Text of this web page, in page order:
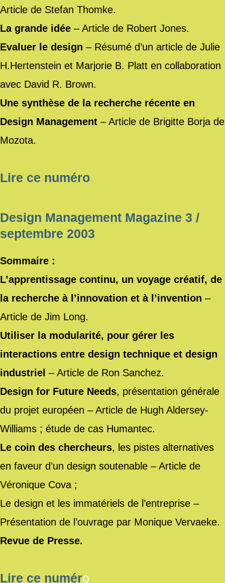
Article de Stefan Thomke.
La grande idée – Article de Robert Jones.
Evaluer le design – Résumé d’un article de Julie
H.Hertenstein et Marjorie B. Platt en collaboration
avec David R. Brown.
Une synthèse de la recherche récente en
Design Management – Article de Brigitte Borja de
Mozota.
Lire ce numéro
Design Management Magazine 3 /
septembre 2003
Sommaire :
L’apprentissage continu, un voyage créatif, de
la recherche à l’innovation et à l’invention –
Article de Jim Long.
Utiliser la modularité, pour gérer les
interactions entre design technique et design
industriel – Article de Ron Sanchez.
Design for Future Needs, présentation générale
du projet européen – Article de Hugh Aldersey-
Williams ; étude de cas Humantec.
Le coin des chercheurs, les pistes alternatives
en faveur d’un design soutenable – Article de
Véronique Cova ;
Le design et les immatériels de l’entreprise –
Présentation de l’ouvrage par Monique Vervaeke.
Revue de Presse.
Lire ce numéro